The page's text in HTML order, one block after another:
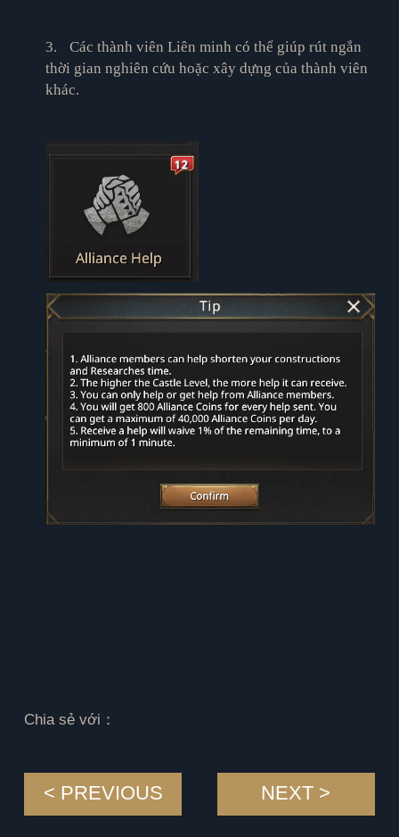
3.
Các thành viên Liên minh có thể giúp rút ngắn
thời gian nghiên cứu hoặc xây dựng của thành viên
khác.
Chia sẻ với：
< PREVIOUS NEXT >